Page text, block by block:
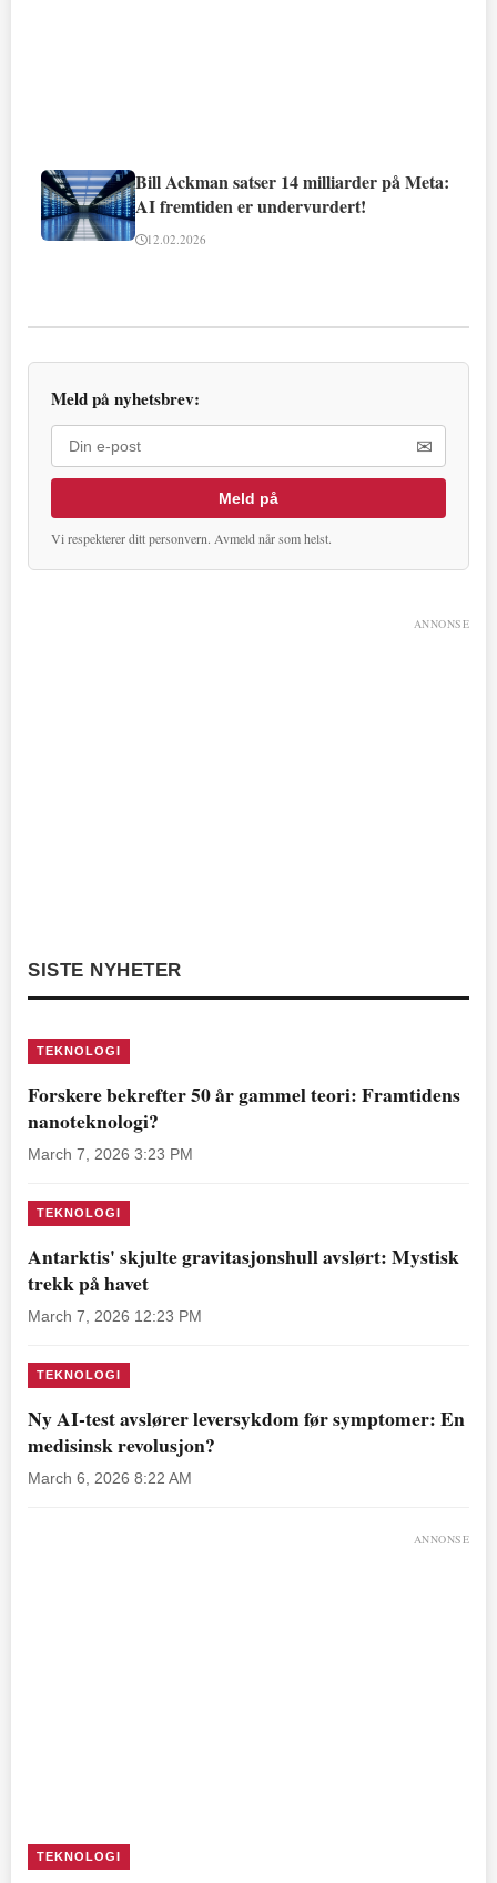
Bill Ackman satser 14 milliarder på Meta:
AI fremtiden er undervurdert!
12.02.2026
Meld på nyhetsbrev:
✉
Meld på
Vi respekterer ditt personvern. Avmeld når som helst.
ANNONSE
SISTE NYHETER
TEKNOLOGI
Forskere bekrefter 50 år gammel teori: Framtidens
nanoteknologi?
March 7, 2026 3:23 PM
TEKNOLOGI
Antarktis' skjulte gravitasjonshull avslørt: Mystisk
trekk på havet
March 7, 2026 12:23 PM
TEKNOLOGI
Ny AI-test avslører leversykdom før symptomer: En
medisinsk revolusjon?
March 6, 2026 8:22 AM
ANNONSE
TEKNOLOGI